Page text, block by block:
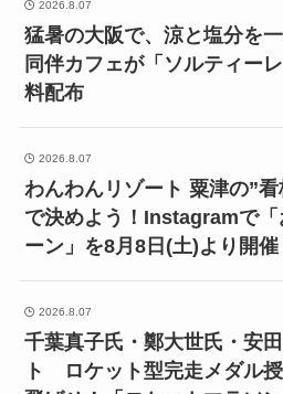
2026.8.07
猛暑の大阪で、涼と塩分を
同伴カフェが「ソルティー
料配布
2026.8.07
わんわんリゾート 粟津の”
で決めよう！Instagramで
ーン」を8月8日(土)より開催
2026.8.07
千葉真子氏・鄭大世氏・安
ト ロケット型完走メダル